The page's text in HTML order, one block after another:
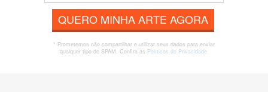
QUERO MINHA ARTE AGORA
* Prometemos não compartilhar e utilizar seus dados para enviar
qualquer tipo de SPAM. Confira as Políticas de Privacidade.